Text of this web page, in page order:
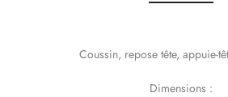
Coussin, repose tête, appuie-
Dimensions :